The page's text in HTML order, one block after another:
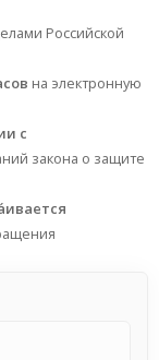
Российской
на электронную
с
закона о защите